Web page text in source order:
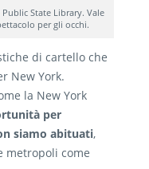
State Library. Vale
per gli occhi.
di cartello che
New York.
la New York
per
siamo abituati,
metropoli come